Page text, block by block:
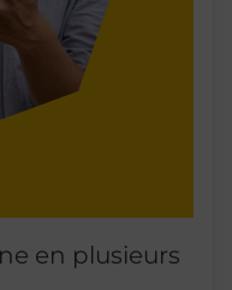
en plusieurs